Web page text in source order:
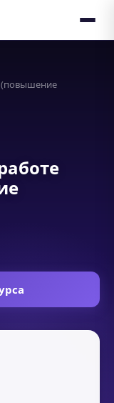
(повышение